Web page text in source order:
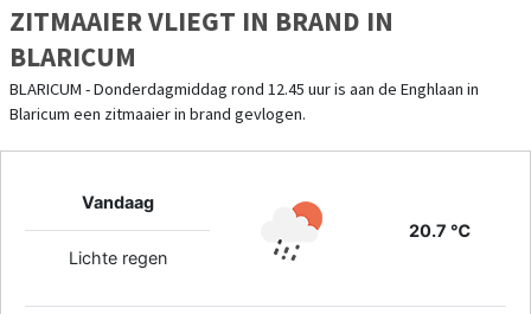
ZITMAAIER VLIEGT IN BRAND IN
BLARICUM
BLARICUM - Donderdagmiddag rond 12.45 uur is aan de Enghlaan in
Blaricum een zitmaaier in brand gevlogen.
Vandaag
20.7 ℃
Lichte regen